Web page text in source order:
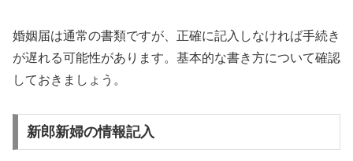
婚姻届は通常の書類ですが、正確に記入しなければ手続き
が遅れる可能性があります。基本的な書き方について確認
しておきましょう。
新郎新婦の情報記入